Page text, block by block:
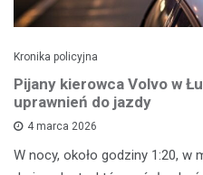
Kronika policyjna
Pijany kierowca Volvo w
uprawnień do jazdy
4 marca 2026
W nocy, około godziny 1:20, w